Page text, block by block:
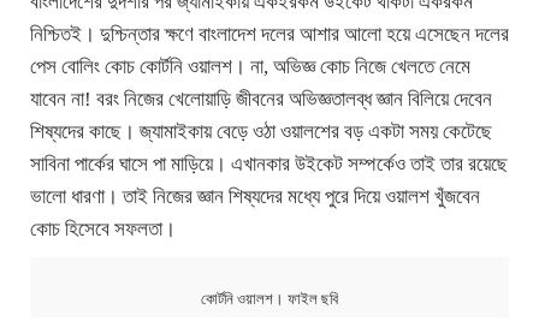
নিশ্চিতই। দুশ্চিন্তার ক্ষণে বাংলাদেশ দলের আশার আলো হয়ে এসেছেন দলের
পেস বোলিং কোচ কোর্টনি ওয়ালশ। না, অভিজ্ঞ কোচ নিজে খেলতে নেমে
যাবেন না! বরং নিজের খেলোয়াড়ি জীবনের অভিজ্ঞতালব্ধ জ্ঞান বিলিয়ে দেবেন
শিষ্যদের কাছে। জ্যামাইকায় বেড়ে ওঠা ওয়ালশের বড় একটা সময় কেটেছে
সাবিনা পার্কের ঘাসে পা মাড়িয়ে। এখানকার উইকেট সম্পর্কেও তাই তার রয়েছে
ভালো ধারণা। তাই নিজের জ্ঞান শিষ্যদের মধ্যে পুরে দিয়ে ওয়ালশ খুঁজবেন
কোচ হিসেবে সফলতা।
কোর্টনি ওয়ালশ। ফাইল ছবি